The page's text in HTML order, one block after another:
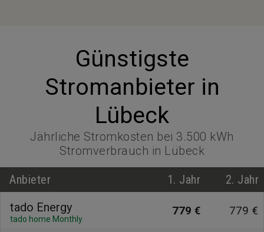
Günstigste
Stromanbieter in
Lübeck
Jährliche Stromkosten bei 3.500 kWh
Stromverbrauch in Lübeck
Anbieter 1. Jahr
2. Jahr
tado Energy
tado home Monthly
779 € 779 €